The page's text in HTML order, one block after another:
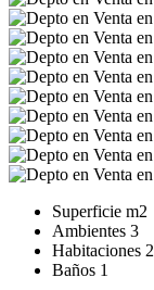
Superficie m2
Ambientes 3
Habitaciones 2
Baños 1